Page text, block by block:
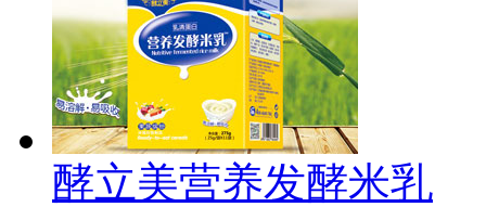
酵立美营养发酵米乳